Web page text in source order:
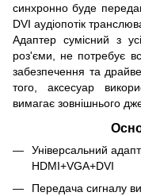
синхронно буде
DVI аудіопотік
Адаптер сумісний з
роз'єми, не потребує
забезпечення та
того, аксесуар
вимагає зовнішнього
Універсальний
HDMI+VGA+DVI
Передача сигналу